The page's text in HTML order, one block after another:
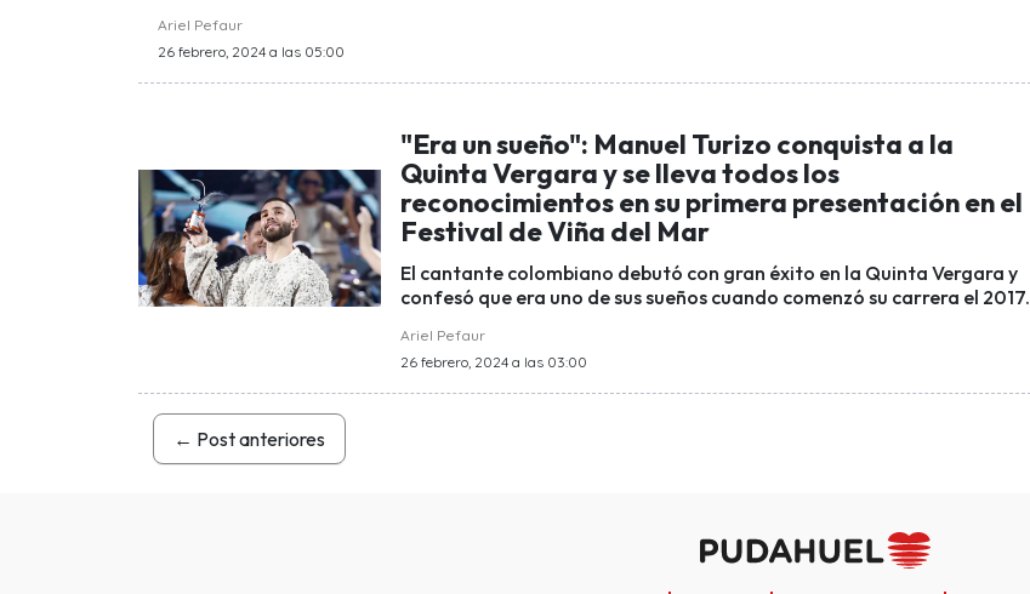
Ariel Pefaur
26 febrero, 2024 a las 05:00
"Era un sueño": Manuel Turizo conquista a la
Quinta Vergara y se lleva todos los
reconocimientos en su primera presentación en el
Festival de Viña del Mar
El cantante colombiano debutó con gran éxito en la Quinta Vergara y
confesó que era uno de sus sueños cuando comenzó su carrera el 2017.
Ariel Pefaur
26 febrero, 2024 a las 03:00
← Post anteriores